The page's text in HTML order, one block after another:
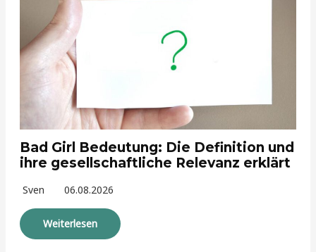
Bad Girl Bedeutung: Die Definition und
ihre gesellschaftliche Relevanz erklärt
Sven 06.08.2026
Weiterlesen